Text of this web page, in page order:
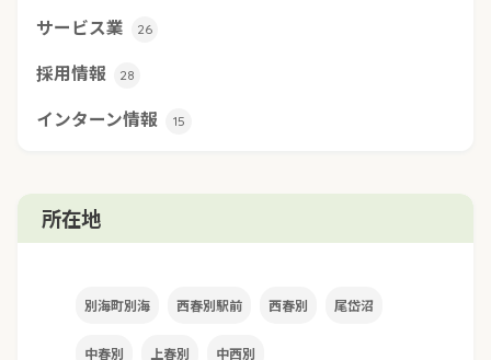
サービス業 26
採用情報 28
インターン情報 15
所在地
別海町別海 西春別駅前 西春別 尾岱沼
中春別 上春別 中西別